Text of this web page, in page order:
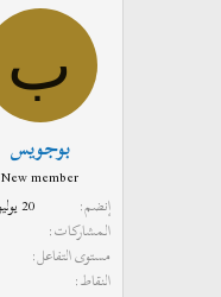
ئ
و
ع
خ
ل
ب
د
ء
ب
بوجويس
New member
إنضم
20 يوليو 2004
المشاركات
مستوى التفاعل
النقاط